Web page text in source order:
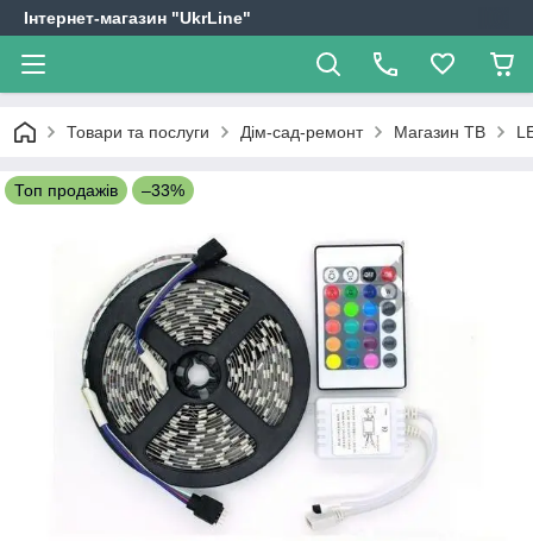
Інтернет-магазин "UkrLine"
Товари та послуги Дім-сад-ремонт Магазин ТВ
Топ продажів –33%